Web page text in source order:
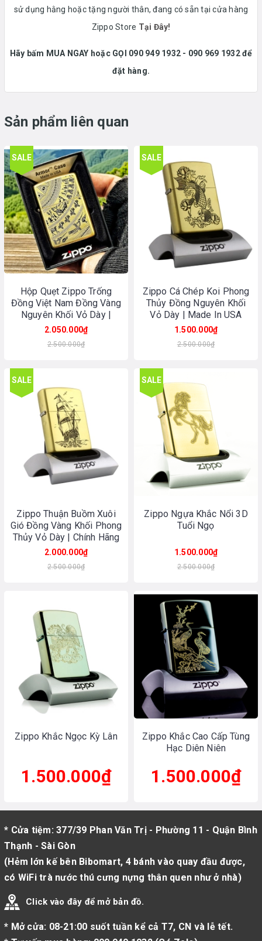
sử dụng hằng hoặc tặng người thân, đang có sẵn tại cửa hàng
Zippo Store Tại Đây!
Hãy bấm MUA NGAY hoặc GỌI 090 949 1932 - 090 969 1932 để
đặt hàng.
Sản phẩm liên quan
SALE
Hộp Quẹt Zippo Trống
Đồng Việt Nam Đồng Vàng
Nguyên Khối Vỏ Dày |
Made In USA
2.050.000₫
2.500.000₫
SALE
Zippo Cá Chép Koi Phong
Thủy Đồng Nguyên Khối
Vỏ Dày | Made In USA
1.500.000₫
2.500.000₫
SALE
Zippo Thuận Buồm Xuôi
Gió Đồng Vàng Khối Phong
Thủy Vỏ Dày | Chính Hãng
Made In USA
2.000.000₫
2.500.000₫
SALE
Zippo Ngựa Khắc Nổi 3D
Tuổi Ngọ
1.500.000₫
2.500.000₫
Zippo Khắc Ngọc Kỳ Lân
1.500.000₫
Zippo Khắc Cao Cấp Tùng
Hạc Diên Niên
1.500.000₫
* Cửa tiệm: 377/39 Phan Văn Trị - Phường 11 - Quận Bình
Thạnh - Sài Gòn
(Hẻm lớn kế bên Bibomart, 4 bánh vào quay đầu được,
có WiFi trà nước thú cưng nựng thân quen như ở nhà)
Click vào đây để mở bản đồ.
* Mở cửa: 08-21:00 suốt tuần kể cả T7, CN và lễ tết.